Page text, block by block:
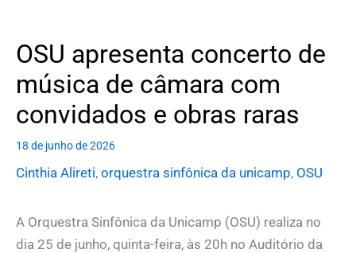
OSU apresenta concerto de
música de câmara com
convidados e obras raras
18 de junho de 2026
Cinthia Alireti, orquestra sinfônica da unicamp, OSU
A Orquestra Sinfônica da Unicamp (OSU) realiza no
dia 25 de junho, quinta-feira, às 20h no Auditório da